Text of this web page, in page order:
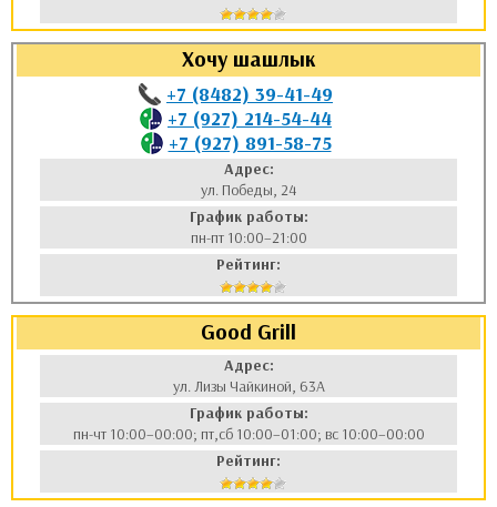
Хочу шашлык
+7 (8482) 39-41-49
+7 (927) 214-54-44
+7 (927) 891-58-75
Адрес:
ул. Победы, 24
График работы:
пн-пт 10:00–21:00
Рейтинг:
Good Grill
Адрес:
ул. Лизы Чайкиной, 63А
График работы:
пн-чт 10:00–00:00; пт,сб 10:00–01:00; вс 10:00–00:00
Рейтинг: